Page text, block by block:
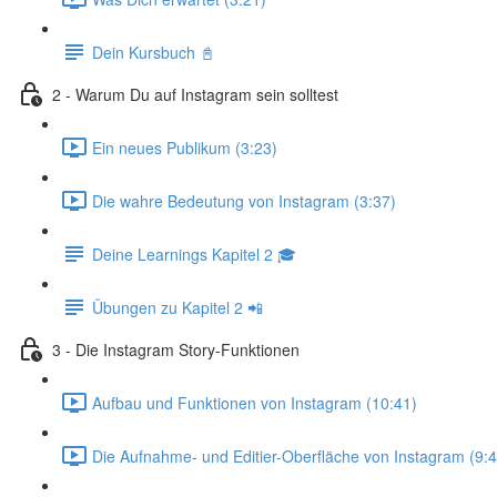
Dein Kursbuch 📓
2 - Warum Du auf Instagram sein solltest
Ein neues Publikum (3:23)
Die wahre Bedeutung von Instagram (3:37)
Deine Learnings Kapitel 2 🎓
Übungen zu Kapitel 2 📲
3 - Die Instagram Story-Funktionen
Aufbau und Funktionen von Instagram (10:41)
Die Aufnahme- und Editier-Oberfläche von Instagram